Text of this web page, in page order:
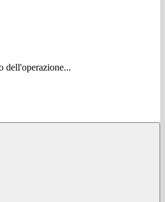
dell'operazione...